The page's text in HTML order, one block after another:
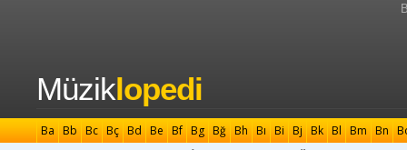
Müziklopedi
Ba Bb Bc Bç Bd Be Bf Bg Bğ Bh Bı Bi Bj Bk Bl Bm Bn